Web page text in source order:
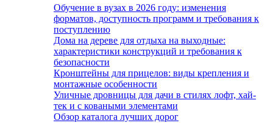
Обучение в вузах в 2026 году: изменения
форматов, доступность программ и требования к
поступлению
Дома на дереве для отдыха на выходные:
характеристики конструкций и требования к
безопасности
Кронштейны для прицелов: виды крепления и
монтажные особенности
Уличные дровницы для дачи в стилях лофт, хай-
тек и с коваными элементами
Обзор каталога лучших дорог